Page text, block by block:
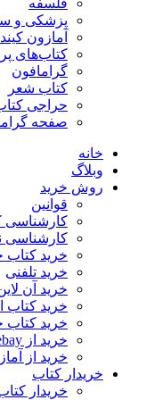
فلسفه
پزشکی و
آمازون
کتاب‌های
گرامافون
کتاب شعر
حراجی
صفحه
خانه
وبلاگ
روش خرید
قوانین
کارشناسی
خرید کتاب
خرید تلفنی
خرید آن
خرید کتاب
خرید کتاب
خرید از ebay
خرید از
خریدار کتاب
خریدار